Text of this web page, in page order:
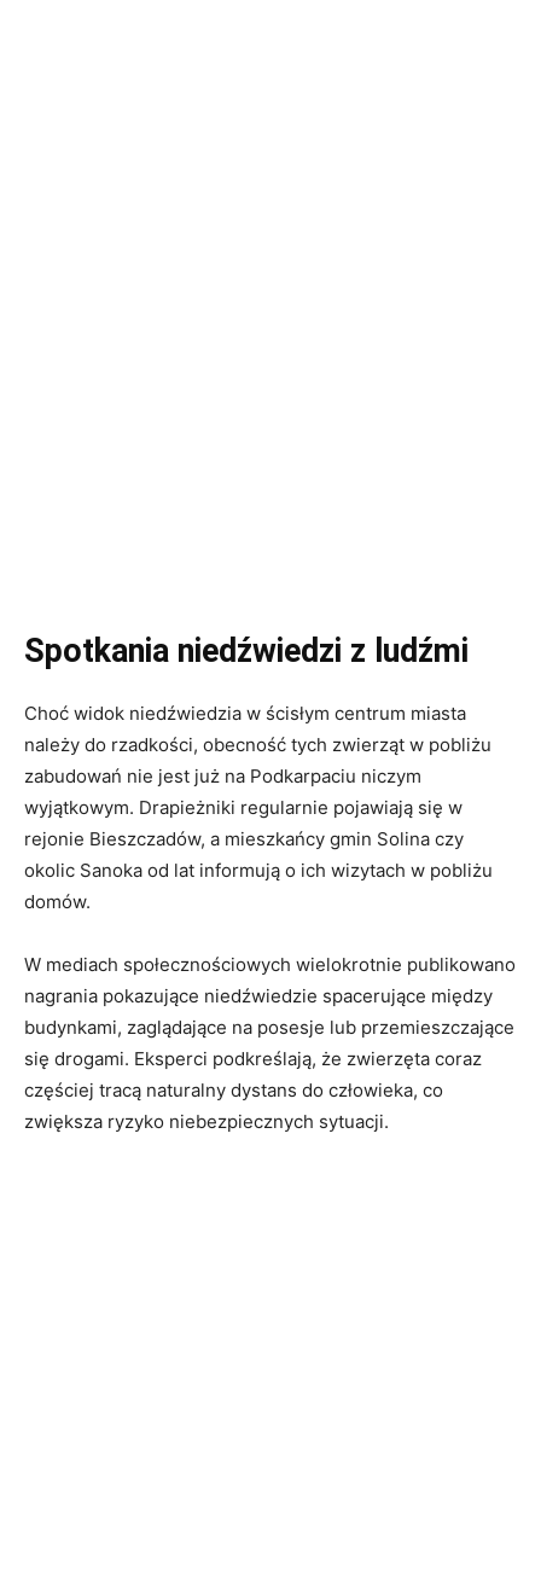
Spotkania niedźwiedzi z ludźmi
Choć widok niedźwiedzia w ścisłym centrum miasta
należy do rzadkości, obecność tych zwierząt w pobliżu
zabudowań nie jest już na Podkarpaciu niczym
wyjątkowym. Drapieżniki regularnie pojawiają się w
rejonie Bieszczadów, a mieszkańcy gmin Solina czy
okolic Sanoka od lat informują o ich wizytach w pobliżu
domów.
W mediach społecznościowych wielokrotnie publikowano
nagrania pokazujące niedźwiedzie spacerujące między
budynkami, zaglądające na posesje lub przemieszczające
się drogami. Eksperci podkreślają, że zwierzęta coraz
częściej tracą naturalny dystans do człowieka, co
zwiększa ryzyko niebezpiecznych sytuacji.